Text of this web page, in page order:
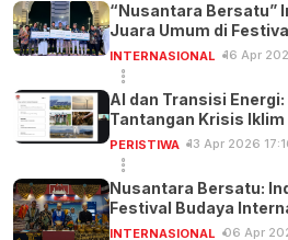
“Nusantara Bersatu”
Juara Umum di
INTERNASIONAL 16 Apr
AI dan Transisi
Tantangan Krisis Iklim
PERISTIWA 13 Apr 2026
Nusantara Bersatu:
Festival Budaya
INTERNASIONAL 06 Apr